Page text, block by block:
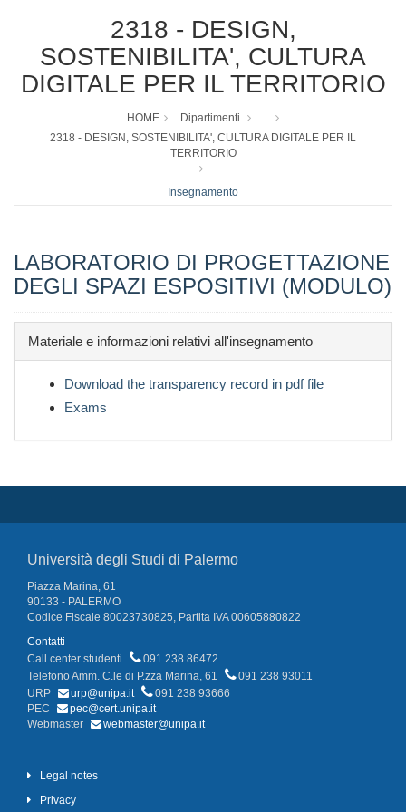
2318 - DESIGN,
SOSTENIBILITA', CULTURA
DIGITALE PER IL TERRITORIO
HOME Dipartimenti
...
2318 - DESIGN, SOSTENIBILITA', CULTURA DIGITALE PER IL
TERRITORIO
Insegnamento
LABORATORIO DI PROGETTAZIONE
DEGLI SPAZI ESPOSITIVI (MODULO)
Materiale e informazioni relativi all'insegnamento
Download the transparency record in pdf file
Exams
Università degli Studi di Palermo
Piazza Marina, 61
90133 - PALERMO
Codice Fiscale 80023730825, Partita IVA 00605880822
Contatti
Call center studenti
091 238 86472
Telefono Amm. C.le di P.zza Marina, 61
091 238 93011
URP
urp@unipa.it
091 238 93666
PEC
pec@cert.unipa.it
Webmaster
webmaster@unipa.it
Legal notes
Privacy